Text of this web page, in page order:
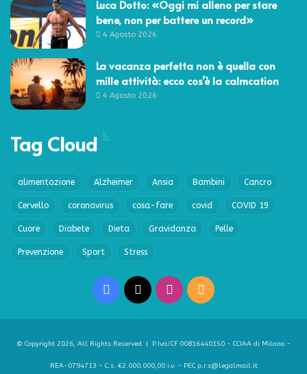
Luca Dotto: «Oggi mi alleno per stare
bene, non per battere un record»
4 Agosto 2026
La vacanza perfetta non è quella con
mille attività: ecco cos’è la calmcation
4 Agosto 2026
Tag Cloud
alimentazione Alzheimer Ansia Bambini Cancro
Cervello coronavirus cosa-fare covid COVID 19
Cuore Diabete Dieta Gravidanza Pelle
Prevenzione Sport Stress
Facebook Instagram
RSS
© Copyright 2026, All Rights Reserved | P.Iva/CF 00816440150 - CCIAA di Milano -
REA-0794713 - C.s. €2.000.000,00 i.v. - PEC p.r.s@legalmail.it